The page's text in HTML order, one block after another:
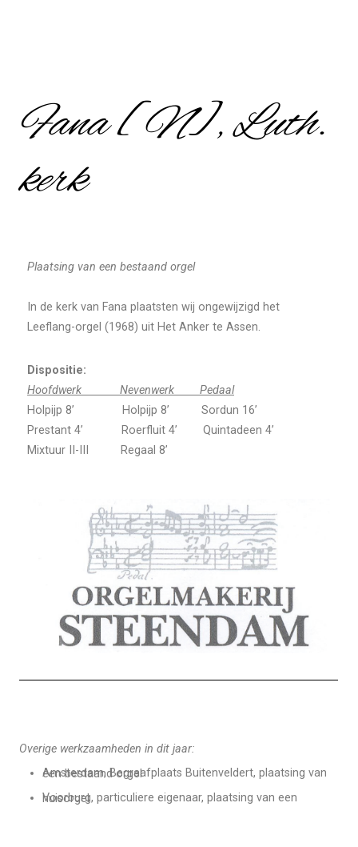
Fana [N], Luth.
kerk
Plaatsing van een bestaand orgel
In de kerk van Fana plaatsten wij ongewijzigd het
Leeflang-orgel (1968) uit Het Anker te Assen.
Dispositie:
Hoofdwerk Nevenwerk Pedaal
Holpijp 8’ Holpijp 8’ Sordun 16’
Prestant 4’ Roerfluit 4’ Quintadeen 4’
Mixtuur II-III Regaal 8’
Overige werkzaamheden in dit jaar:
Amsterdam, Begraafplaats Buitenveldert, plaatsing van een bestaand orgel
Voorburg, particuliere eigenaar, plaatsing van een huisorgel